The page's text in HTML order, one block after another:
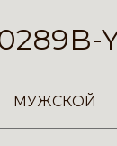
МУЖСКОЙ